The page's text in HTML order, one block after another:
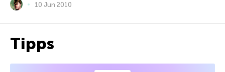
10 Jun 2010
Tipps